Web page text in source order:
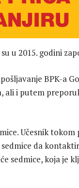
u 2015. godini
BPK-a
ali i putem
Učesnik tokom
da
sedmice, koja je